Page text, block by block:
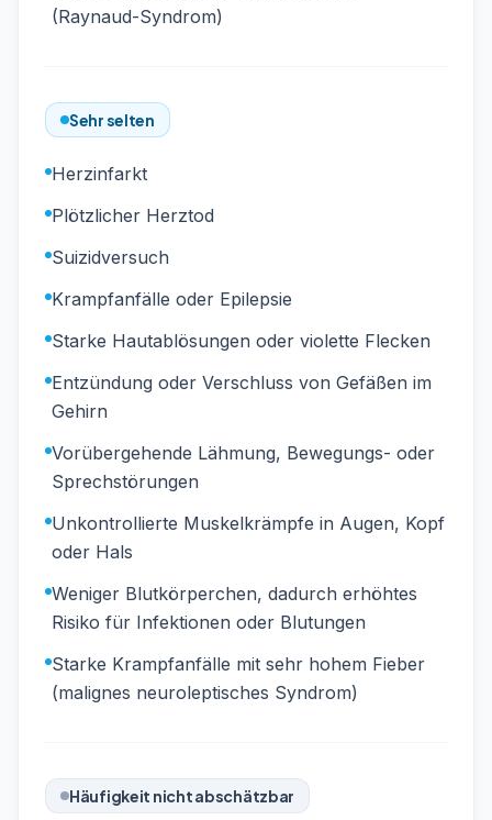
(Raynaud-Syndrom)
Sehr selten
Herzinfarkt
Plötzlicher Herztod
Suizidversuch
Krampfanfälle oder Epilepsie
Starke Hautablösungen oder violette Flecken
Entzündung oder Verschluss von Gefäßen im
Gehirn
Vorübergehende Lähmung, Bewegungs- oder
Sprechstörungen
Unkontrollierte Muskelkrämpfe in Augen, Kopf
oder Hals
Weniger Blutkörperchen, dadurch erhöhtes
Risiko für Infektionen oder Blutungen
Starke Krampfanfälle mit sehr hohem Fieber
(malignes neuroleptisches Syndrom)
Häufigkeit nicht abschätzbar